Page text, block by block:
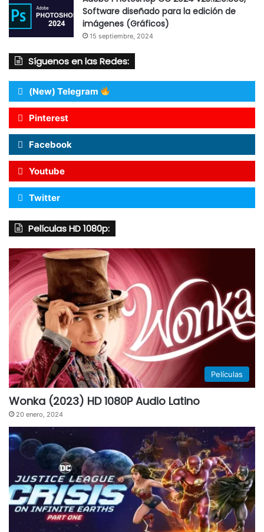
Software diseñado para la edición de
imágenes (Gráficos)
15 septiembre, 2024
Síguenos en las Redes:
(New) Telegram
Pinterest
Facebook
Youtube
Twitter
Películas HD 1080p:
Películas
Wonka (2023) HD 1080P Audio Latino
20 enero, 2024